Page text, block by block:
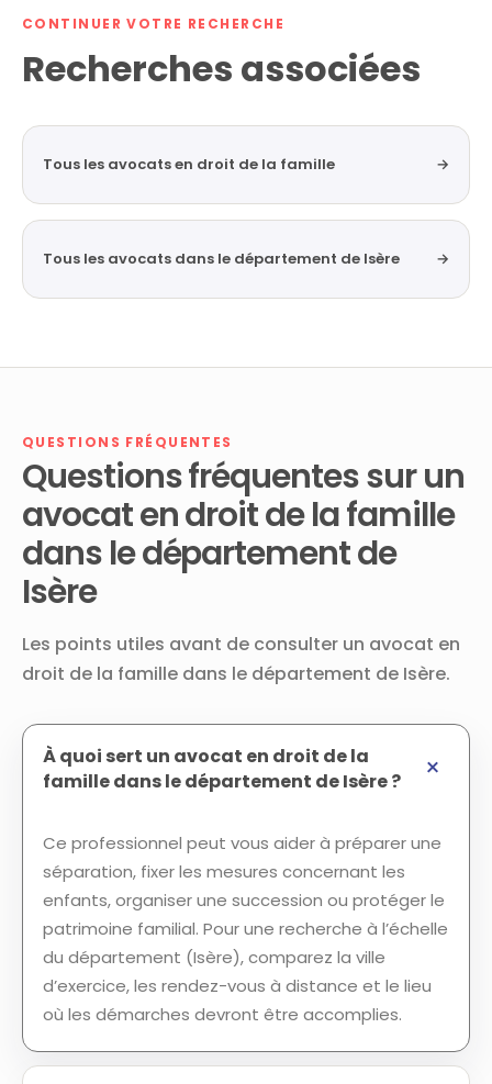
CONTINUER VOTRE RECHERCHE
Recherches associées
Tous les avocats en droit de la famille →
Tous les avocats dans le département de Isère →
QUESTIONS FRÉQUENTES
Questions fréquentes sur un
avocat en droit de la famille
dans le département de
Isère
Les points utiles avant de consulter un avocat en
droit de la famille dans le département de Isère.
À quoi sert un avocat en droit de la
famille dans le département de Isère ?
Ce professionnel peut vous aider à préparer une
séparation, fixer les mesures concernant les
enfants, organiser une succession ou protéger le
patrimoine familial. Pour une recherche à l’échelle
du département (Isère), comparez la ville
d’exercice, les rendez-vous à distance et le lieu
où les démarches devront être accomplies.